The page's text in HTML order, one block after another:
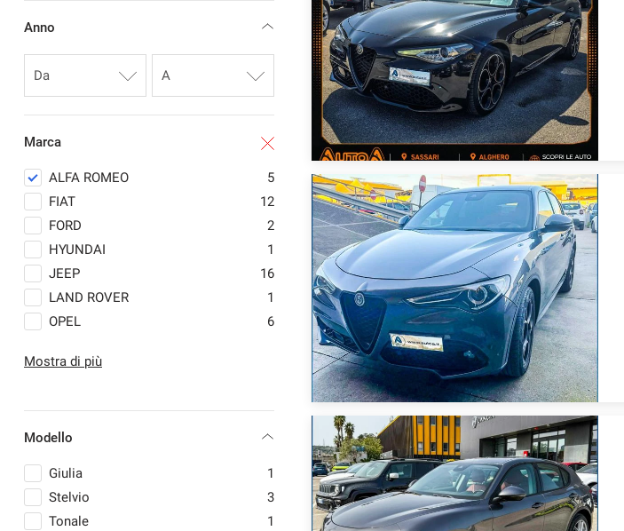
Anno
Marca
ALFA ROMEO
5
FIAT
12
FORD
2
HYUNDAI
1
JEEP
16
LAND ROVER
1
OPEL
6
RENAULT
VOLVO
1
Mostra di più
Modello
Giulia
1
Stelvio
3
Tonale
1
strumenti
di
tracciamento
cookie
Puoi
rivedere
e
modificare
le
tue
scelte
in
qualsiasi